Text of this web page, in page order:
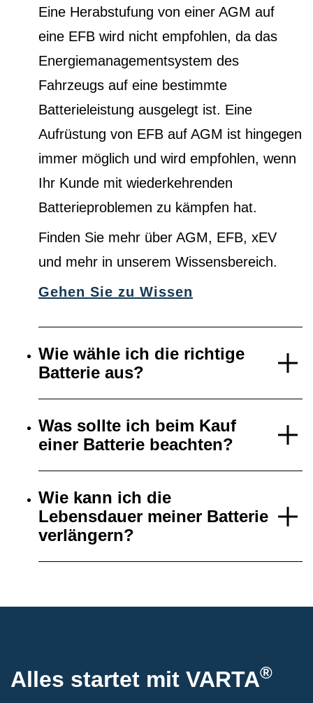
Eine Herabstufung von einer AGM auf
eine EFB wird nicht empfohlen, da das
Energiemanagementsystem des
Fahrzeugs auf eine bestimmte
Batterieleistung ausgelegt ist. Eine
Aufrüstung von EFB auf AGM ist hingegen
immer möglich und wird empfohlen, wenn
Ihr Kunde mit wiederkehrenden
Batterieproblemen zu kämpfen hat.
Finden Sie mehr über AGM, EFB, xEV
und mehr in unserem Wissensbereich.
Gehen Sie zu Wissen
Wie wähle ich die richtige
Batterie aus?
Was sollte ich beim Kauf
einer Batterie beachten?
Wie kann ich die
Lebensdauer meiner Batterie
verlängern?
Alles startet mit VARTA®